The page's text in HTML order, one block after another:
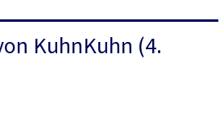
KuhnKuhn (4.